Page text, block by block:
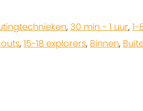
, 30 min - 1 uur, 1-
, 15-18 explorers, Binnen,